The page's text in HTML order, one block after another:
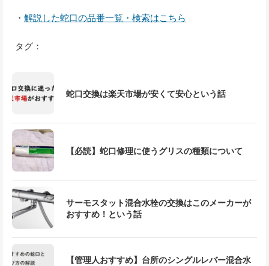
・ 解説した蛇口の品番一覧・検索はこちら
タグ：
蛇口交換は楽天市場が安くて安心という話
【必読】蛇口修理に使うグリスの種類について
サーモスタット混合水栓の交換はこのメーカーが
おすすめ！という話
【管理人おすすめ】台所のシングルレバー混合水